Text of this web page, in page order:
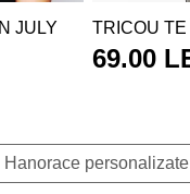
JULY TRICOU
69.00
Hanorace personalizate